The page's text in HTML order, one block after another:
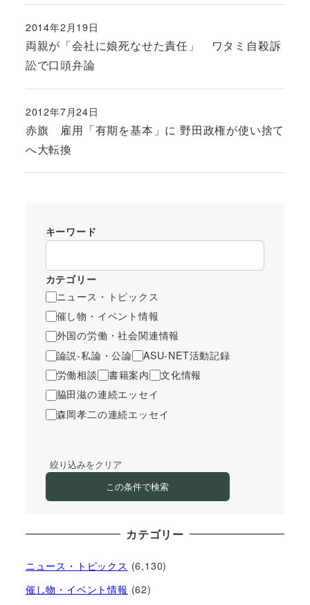
両親が「会社に娘死なせた責任」 ワタミ自殺訴
訟で口頭弁論
投稿日
2014年2月19日
赤旗 雇用「有期を基本」に 野田政権が使い捨て
へ大転換
投稿日
2012年7月24日
キーワード
カテゴリー
ニュース・トピックス
催し物・イベント情報
外国の労働・社会関連情報
論説-私論・公論
ASU-NET活動記録
労働相談
書籍案内
文化情報
脇田滋の連続エッセイ
森岡孝二の連続エッセイ
絞り込みをクリア
この条件で検索
カテゴリー
ニュース・トピックス (6,130)
催し物・イベント情報 (62)